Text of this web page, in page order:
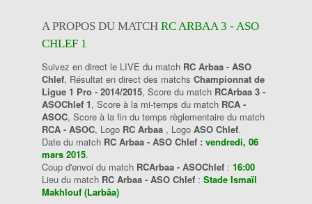
A PROPOS DU MATCH RC ARBAA 3 - ASO
CHLEF 1
Suivez en direct le LIVE du match RC Arbaa - ASO
Chlef, Résultat en direct des matchs Championnat de
Ligue 1 Pro - 2014/2015, Score du match RCArbaa 3 -
ASOChlef 1, Score à la mi-temps du match RCA -
ASOC, Score à la fin du temps règlementaire du match
RCA - ASOC, Logo RC Arbaa , Logo ASO Chlef.
Date du match RC Arbaa - ASO Chlef : vendredi, 06
mars 2015.
Coup d'envoi du match RCArbaa - ASOChlef : 16:00
Lieu du match RC Arbaa - ASO Chlef : Stade Ismaïl
Makhlouf (Larbâa)